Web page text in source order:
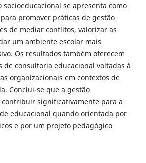
socioeducacional se apresenta como
promover práticas de gestão
de mediar conflitos, valorizar as
um ambiente escolar mais
Os resultados também oferecem
de consultoria educacional voltadas à
organizacionais em contextos de
Conclui-se que a gestão
significativamente para a
educacional quando orientada por
e por um projeto pedagógico